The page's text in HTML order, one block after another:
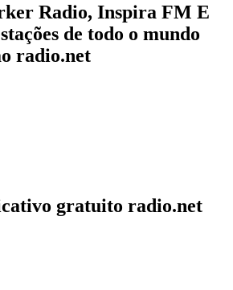
Radio, Inspira FM E
de todo o mundo
radio.net
gratuito radio.net